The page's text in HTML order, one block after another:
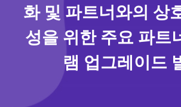
화 및 파트너와의 상
성을 위한 주요 파트
램 업그레이드